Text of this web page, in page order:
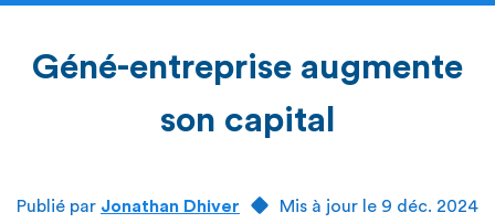
Géné-entreprise augmente
son capital
Publié par Jonathan Dhiver
Mis à jour le 9 déc. 2024